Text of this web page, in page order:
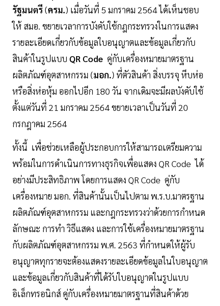
รัฐมนตรี(ครม.) เมื่อวันที่ 5 มกราคม 2564 ได้เห็นชอบ
ให้ สมอ. ขยายเวลาการบังคับใช้กฎกระทรวงในการแสดง
รายละเอียดเกี่ยวกับข้อมูลใบอนุญาตและข้อมูลเกี่ยวกับ
สินค้าในรูปแบบ QR Code คู่กับเครื่องหมายมาตรฐาน
ผลิตภัณฑ์อุตสาหกรรม (มอก.) ที่ตัวสินค้า สิ่งบรรจุ หีบห่อ
หรือสิ่งห่อหุ้ม ออกไปอีก 180 วัน จากเดิมจะมีผลบังคับใช้
ตั้งแต่วันที่ 21 มกราคม 2564 ขยายเวลาเป็นวันที่ 20
กรกฎาคม 2564
ทั้งนี้ เพื่อช่วยเหลือผู้ประกอบการให้สามารถเตรียมความ
พร้อมในการดำเนินการทางธุรกิจเพื่อแสดง QR Code ได้
อย่างมีประสิทธิภาพ โดยการแสดง QR Code คู่กับ
เครื่องหมาย มอก. ที่สินค้านั้นเป็นไปตาม พ.ร.บ.มาตรฐาน
ผลิตภัณฑ์อุตสาหกรรม และกฎกระทรวงว่าด้วยการกำหนด
ลักษณะ การทำ วิธีแสดง และการใช้เครื่องหมายมาตรฐาน
กับผลิตภัณฑ์อุตสาหกรรม พ.ศ. 2563 ที่กำหนดให้ผู้รับ
อนุญาตทุกรายจะต้องแสดงรายละเอียดข้อมูลในใบอนุญาต
และข้อมูลเกี่ยวกับสินค้าที่ได้รับใบอนุญาตในรูปแบบ
อิเล็กทรอนิกส์ คู่กับเครื่องหมายมาตรฐานที่สินค้าด้วย